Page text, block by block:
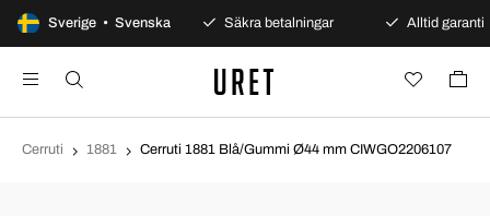
Sverige • Svenska
100 dagars öppet köp Säkra betalningar Alltid garanti
Cerruti 1881 Cerruti 1881 Blå/Gummi Ø44 mm CIWGO2206107